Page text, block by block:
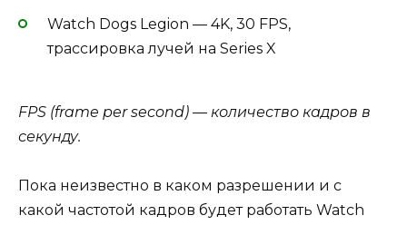
Watch Dogs Legion — 4K, 30 FPS,
трассировка лучей на Series X
FPS (frame per second) — количество кадров в
секунду.
Пока неизвестно в каком разрешении и с
какой частотой кадров будет работать Watch